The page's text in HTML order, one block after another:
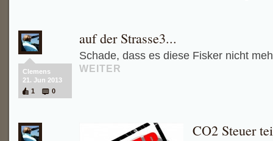
Clemens
21. Jun 2013
1
0
auf der Strasse3...
Schade, dass es diese Fisker nicht
WEITER
CO2 Steuer